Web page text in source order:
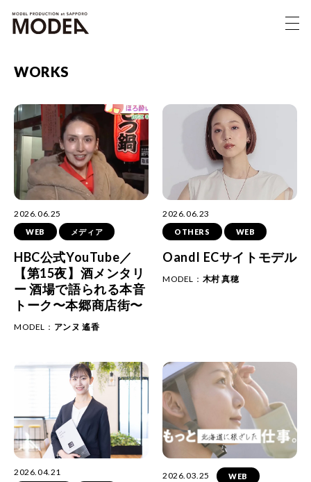
WORKS
2026.06.25
WEB メディア
HBC公式YouTube／
【第15夜】酒メンタリ
ー 酒場で語られる本音
トーク〜本郷商店街〜
MODEL： アンヌ 遙香
2026.06.23
OTHERS WEB
OandI ECサイトモデル
MODEL： 木村 真穂
2026.04.21 2026.03.25 WEB